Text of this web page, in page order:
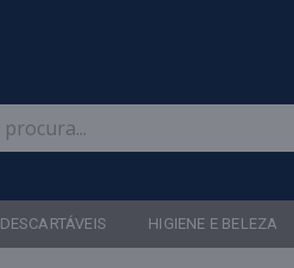
DESCARTÁVEIS HIGIENE E BELEZA